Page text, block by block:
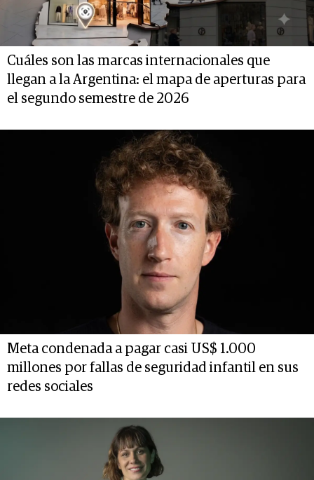
Cuáles son las marcas internacionales que
llegan a la Argentina: el mapa de aperturas para
el segundo semestre de 2026
Meta condenada a pagar casi US$ 1.000
millones por fallas de seguridad infantil en sus
redes sociales